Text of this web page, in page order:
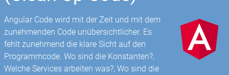
Angular Code wird mit der Zeit und mit dem
zunehmenden Code unübersichtlicher. Es
fehlt zunehmend die klare Sicht auf den
Programmcode. Wo sind die Konstanten?,
Welche Services arbeiten was?, Wo sind die